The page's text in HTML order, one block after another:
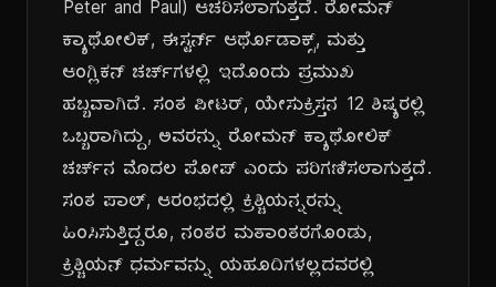
Peter and Paul) ಆಚರಿಸಲಾಗುತ್ತದೆ. ರೋಮನ್
ಕ್ಯಾಥೋಲಿಕ್, ಈಸ್ಟರ್ನ್ ಆರ್ಥೊಡಾಕ್ಸ್, ಮತ್ತು
ಆಂಗ್ಲಿಕನ್ ಚರ್ಚ್‌ಗಳಲ್ಲಿ ಇದೊಂದು ಪ್ರಮುಖ
ಹಬ್ಬವಾಗಿದೆ. ಸಂತ ಪೀಟರ್, ಯೇಸುಕ್ರಿಸ್ತನ 12 ಶಿಷ್ಯರಲ್ಲಿ
ಒಬ್ಬರಾಗಿದ್ದು, ಅವರನ್ನು ರೋಮನ್ ಕ್ಯಾಥೋಲಿಕ್
ಚರ್ಚ್‌ನ ಮೊದಲ ಪೋಪ್ ಎಂದು ಪರಿಗಣಿಸಲಾಗುತ್ತದೆ.
ಸಂತ ಪಾಲ್, ಆರಂಭದಲ್ಲಿ ಕ್ರಿಶ್ಚಿಯನ್ನರನ್ನು
ಹಿಂಸಿಸುತ್ತಿದ್ದರೂ, ನಂತರ ಮತಾಂತರಗೊಂಡು,
ಕ್ರಿಶ್ಚಿಯನ್ ಧರ್ಮವನ್ನು ಯಹೂದಿಗಳಲ್ಲದವರಲ್ಲಿ